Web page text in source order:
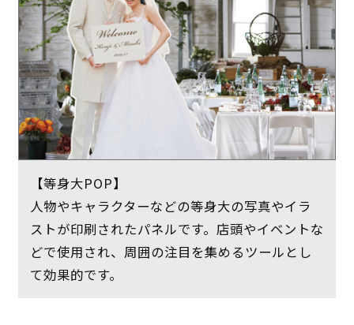
【等身大POP】
人物やキャラクターなどの等身大の写真やイラ
ストが印刷されたパネルです。店頭やイベントな
どで使用され、周囲の注目を集めるツールとし
て効果的です。